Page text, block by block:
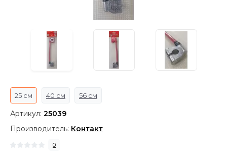
25 см 40 см 56 см
Артикул: 25039
Производитель: Контакт
0